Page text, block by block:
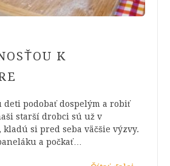
K
deti podobať dospelým a robiť
starší drobci sú už v
si pred seba väčšie výzvy.
a počkať…